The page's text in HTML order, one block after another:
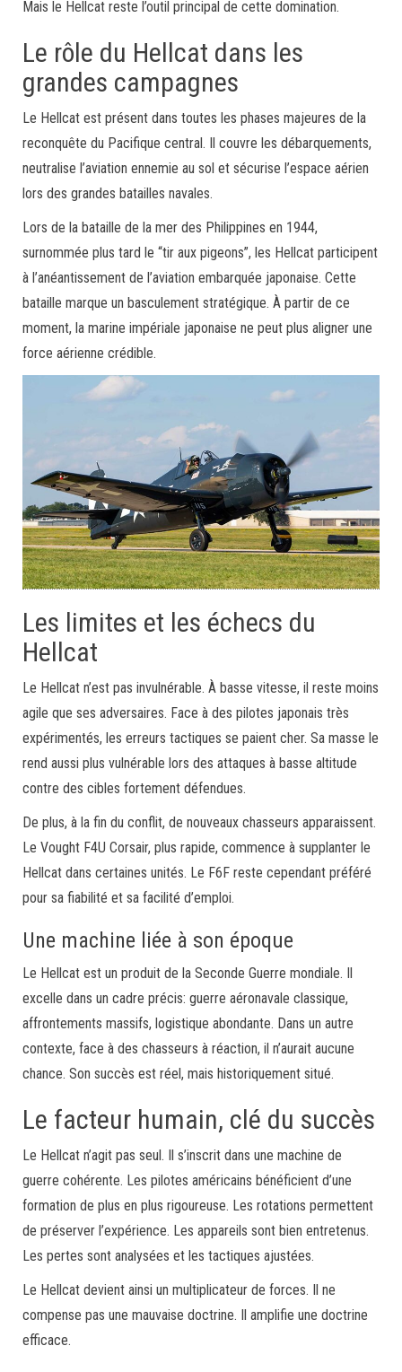
Mais le Hellcat reste l’outil principal de cette domination.
Le rôle du Hellcat dans les
grandes campagnes
Le Hellcat est présent dans toutes les phases majeures de la
reconquête du Pacifique central. Il couvre les débarquements,
neutralise l’aviation ennemie au sol et sécurise l’espace aérien
lors des grandes batailles navales.
Lors de la bataille de la mer des Philippines en 1944,
surnommée plus tard le “tir aux pigeons”, les Hellcat participent
à l’anéantissement de l’aviation embarquée japonaise. Cette
bataille marque un basculement stratégique. À partir de ce
moment, la marine impériale japonaise ne peut plus aligner une
force aérienne crédible.
Les limites et les échecs du
Hellcat
Le Hellcat n’est pas invulnérable. À basse vitesse, il reste moins
agile que ses adversaires. Face à des pilotes japonais très
expérimentés, les erreurs tactiques se paient cher. Sa masse le
rend aussi plus vulnérable lors des attaques à basse altitude
contre des cibles fortement défendues.
De plus, à la fin du conflit, de nouveaux chasseurs apparaissent.
Le Vought F4U Corsair, plus rapide, commence à supplanter le
Hellcat dans certaines unités. Le F6F reste cependant préféré
pour sa fiabilité et sa facilité d’emploi.
Une machine liée à son époque
Le Hellcat est un produit de la Seconde Guerre mondiale. Il
excelle dans un cadre précis: guerre aéronavale classique,
affrontements massifs, logistique abondante. Dans un autre
contexte, face à des chasseurs à réaction, il n’aurait aucune
chance. Son succès est réel, mais historiquement situé.
Le facteur humain, clé du succès
Le Hellcat n’agit pas seul. Il s’inscrit dans une machine de
guerre cohérente. Les pilotes américains bénéficient d’une
formation de plus en plus rigoureuse. Les rotations permettent
de préserver l’expérience. Les appareils sont bien entretenus.
Les pertes sont analysées et les tactiques ajustées.
Le Hellcat devient ainsi un multiplicateur de forces. Il ne
compense pas une mauvaise doctrine. Il amplifie une doctrine
efficace.